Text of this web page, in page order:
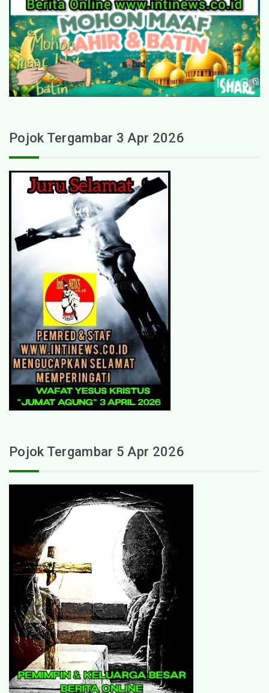
Pojok Tergambar 3 Apr 2026
Pojok Tergambar 5 Apr 2026